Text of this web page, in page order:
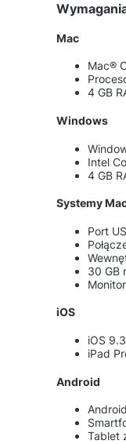
Mac
Mac®
4 GB
Windows
Intel
4 GB
Systemy
Port
30 GB
iOS
iOS
iPad
Android
Tablet